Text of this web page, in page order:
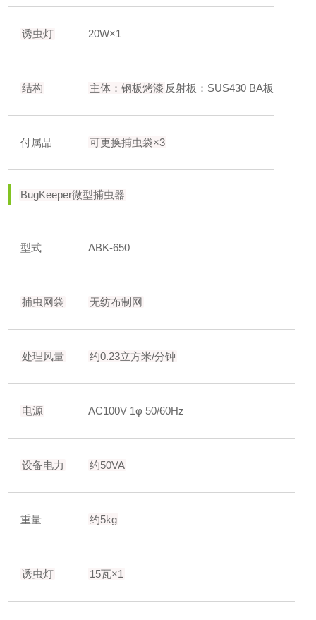
诱虫灯 20W×1
结构 主体：钢板烤漆 反射板：SUS430 BA板
付属品 可更换捕虫袋×3
BugKeeper微型捕虫器
型式 ABK-650
捕虫网袋 无纺布制网
处理风量 约0.23立方米/分钟
电源 AC100V 1φ 50/60Hz
设备电力 约50VA
重量 约5kg
诱虫灯 15瓦×1